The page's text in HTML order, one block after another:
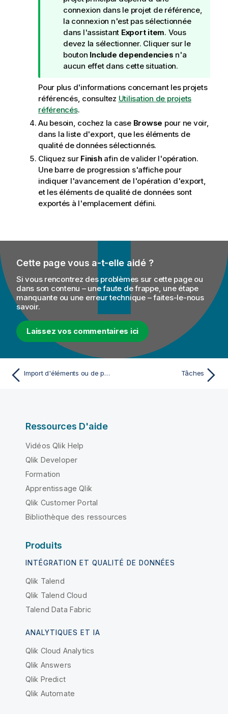
s
connexion dans le projet de référence,
la connexion n'est pas sélectionnée
dans l'assistant Export item. Vous
devez la sélectionner. Cliquer sur le
bouton Include dependencies n'a
aucun effet dans cette situation.
Pour plus d'informations concernant les projets
référencés, consultez Utilisation de projets
référencés.
Au besoin, cochez la case Browse pour ne voir,
dans la liste d'export, que les éléments de
qualité de données sélectionnés.
Cliquez sur Finishafin de valider l'opération.
Une barre de progression s'affiche pour
indiquer l'avancement de l'opération d'export,
et les éléments de qualité de données sont
exportés à l'emplacement défini.
Cette page vous a-t-elle aidé ?
Si vous rencontrez des problèmes sur cette page ou
dans son contenu – une faute de frappe, une étape
manquante ou une erreur technique – faites-le-nous
savoir.
Laissez vos commentaires ici
Import d'éléments ou de projets de profiling de données Tâches
Ressources D'aide
Vidéos Qlik Help
Qlik Developer
Formation
Apprentissage Qlik
Qlik Customer Portal
Bibliothèque des ressources
Produits
INTÉGRATION ET QUALITÉ DE DONNÉES
Qlik Talend
Qlik Talend Cloud
Talend Data Fabric
ANALYTIQUES ET IA
Qlik Cloud Analytics
Qlik Answers
Qlik Predict
Qlik Automate